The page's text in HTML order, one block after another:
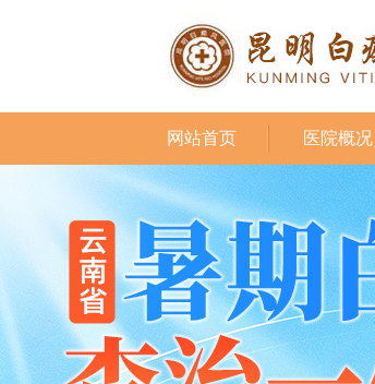
网站首页 医院概况